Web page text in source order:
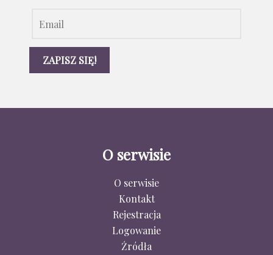
O serwisie
O serwisie
Kontakt
Rejestracja
Logowanie
Źródła